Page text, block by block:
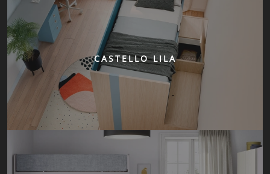
CASTELLO LILA